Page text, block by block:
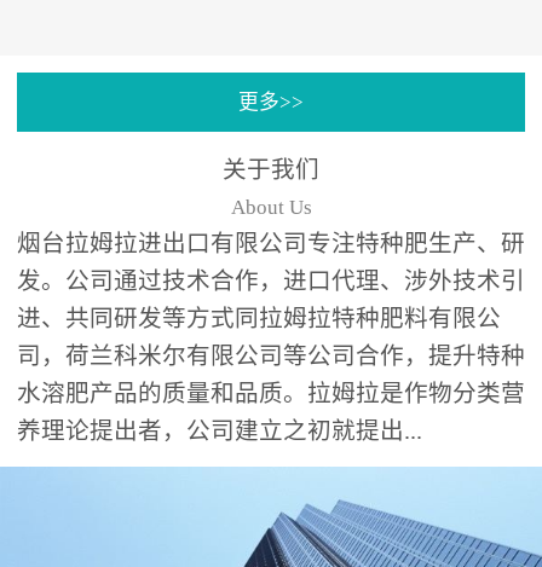
分中心”的科研开发系统，
更多>>
关于我们
About Us
烟台拉姆拉进出口有限公司专注特种肥生产、研
发。公司通过技术合作，进口代理、涉外技术引
进、共同研发等方式同拉姆拉特种肥料有限公
司，荷兰科米尔有限公司等公司合作，提升特种
水溶肥产品的质量和品质。拉姆拉是作物分类营
养理论提出者，公司建立之初就提出...